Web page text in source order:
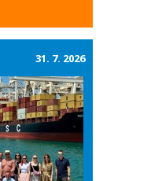
31. 7. 2026